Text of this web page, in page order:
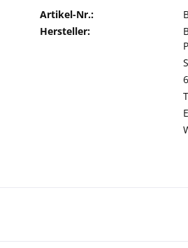
Artikel-Nr.:
Hersteller: